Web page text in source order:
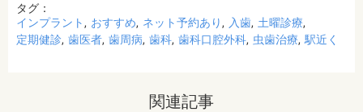
タグ：
インプラント
おすすめ ネット予約あり 入歯 土曜診療
定期健診 歯医者 歯周病 歯科 歯科口腔外科 虫歯治療 駅近く
関連記事